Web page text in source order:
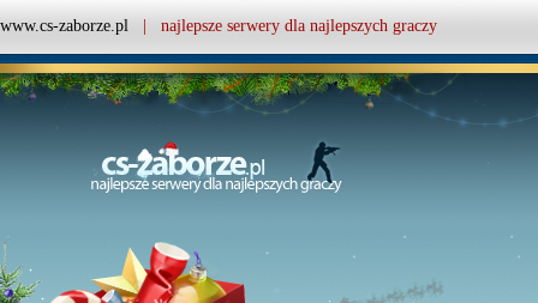
www.cs-zaborze.pl | najlepsze serwery dla najlepszych graczy